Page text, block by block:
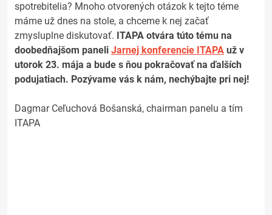
spotrebitelia? Mnoho otvorených otázok k tejto téme
máme už dnes na stole, a chceme k nej začať
zmysluplne diskutovať. ITAPA otvára túto tému na
doobedňajšom paneli Jarnej konferencie ITAPA už v
utorok 23. mája a bude s ňou pokračovať na ďalších
podujatiach. Pozývame vás k nám, nechýbajte pri nej!
Dagmar Ceľuchová Bošanská, chairman panelu a tím
ITAPA